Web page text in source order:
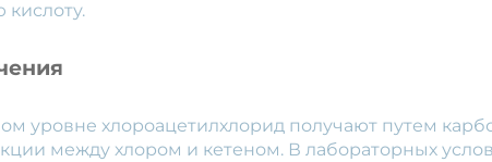
кислоту.
уровне хлороацетилхлорид получают путем
между хлором и кетеном. В лабораторных